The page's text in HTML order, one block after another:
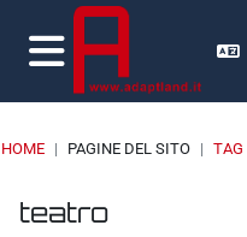
Vai al contenuto principale
Pannello laterale
HOME PAGINE DEL SITO TAG
Blocchi
Blocchi
Blocchi
Blocchi
teatro